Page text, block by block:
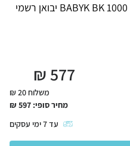
577
₪
משלוח 20 ₪
מחיר סופי: 597
₪
עד7ימי עסקים